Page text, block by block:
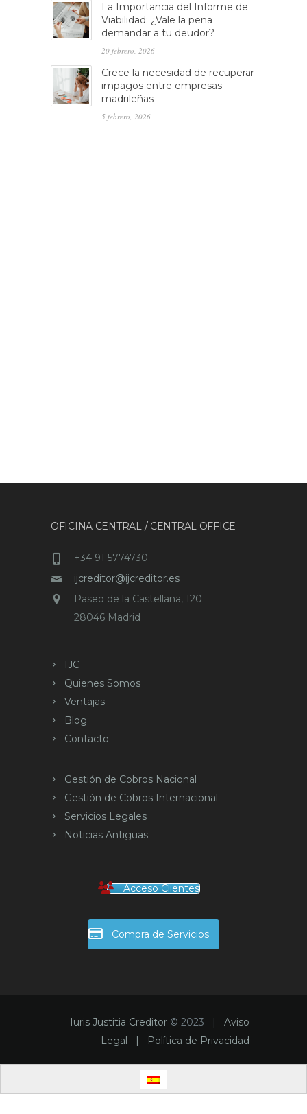
La Importancia del Informe de
Viabilidad: ¿Vale la pena
demandar a tu deudor?
20 febrero, 2026
Crece la necesidad de recuperar
impagos entre empresas
madrileñas
5 febrero, 2026
OFICINA CENTRAL / CENTRAL OFFICE
+34 91 5774730
ijcreditor@ijcreditor.es
Paseo de la Castellana, 120
28046 Madrid
IJC
Quienes Somos
Ventajas
Blog
Contacto
Gestión de Cobros Nacional
Gestión de Cobros Internacional
Servicios Legales
Noticias Antiguas
Acceso Clientes
Compra de Servicios
Iuris Justitia Creditor © 2023 | Aviso
Legal |
Política de Privacidad